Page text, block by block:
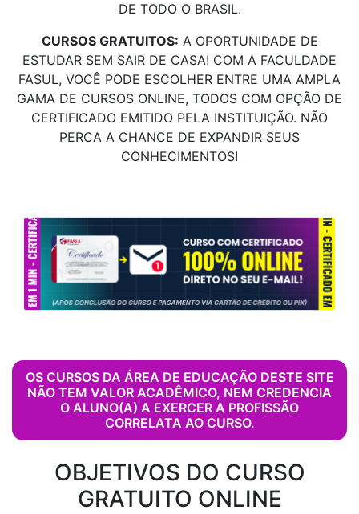
DE TODO O BRASIL.
CURSOS GRATUITOS: A OPORTUNIDADE DE
ESTUDAR SEM SAIR DE CASA! COM A FACULDADE
FASUL, VOCÊ PODE ESCOLHER ENTRE UMA AMPLA
GAMA DE CURSOS ONLINE, TODOS COM OPÇÃO DE
CERTIFICADO EMITIDO PELA INSTITUIÇÃO. NÃO
PERCA A CHANCE DE EXPANDIR SEUS
CONHECIMENTOS!
OS CURSOS DA ÁREA DE EDUCAÇÃO DESTE SITE
NÃO TEM VALOR ACADÊMICO, NEM CREDENCIA
O ALUNO(A) A EXERCER A PROFISSÃO
CORRELATA AO CURSO.
OBJETIVOS DO CURSO
GRATUITO ONLINE